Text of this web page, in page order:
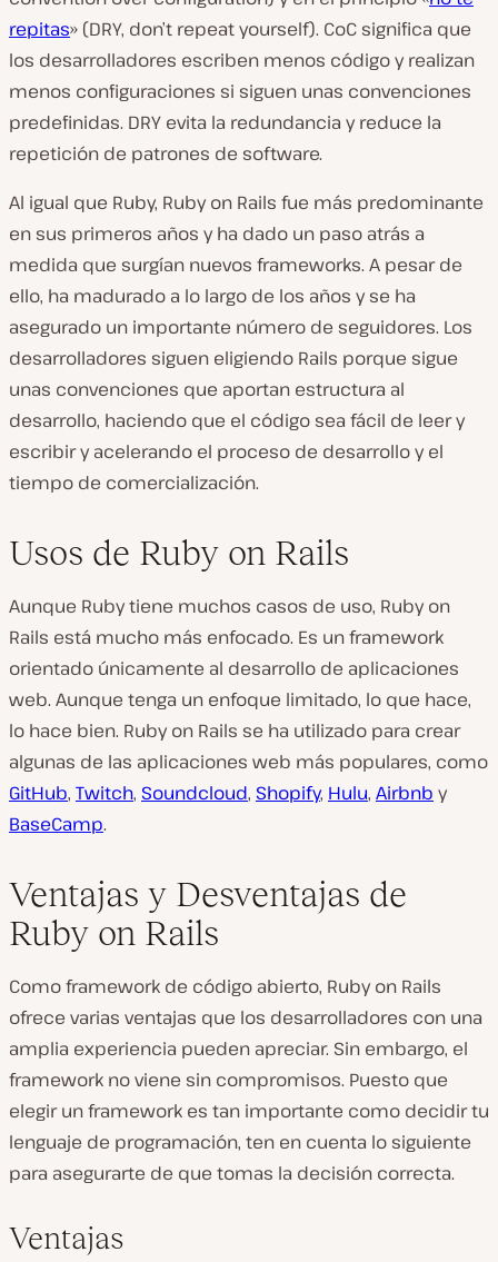
repitas» (DRY, don’t repeat yourself). CoC significa que
los desarrolladores escriben menos código y realizan
menos configuraciones si siguen unas convenciones
predefinidas. DRY evita la redundancia y reduce la
repetición de patrones de software.
Al igual que Ruby, Ruby on Rails fue más predominante
en sus primeros años y ha dado un paso atrás a
medida que surgían nuevos frameworks. A pesar de
ello, ha madurado a lo largo de los años y se ha
asegurado un importante número de seguidores. Los
desarrolladores siguen eligiendo Rails porque sigue
unas convenciones que aportan estructura al
desarrollo, haciendo que el código sea fácil de leer y
escribir y acelerando el proceso de desarrollo y el
tiempo de comercialización.
Usos de Ruby on Rails
Aunque Ruby tiene muchos casos de uso, Ruby on
Rails está mucho más enfocado. Es un framework
orientado únicamente al desarrollo de aplicaciones
web. Aunque tenga un enfoque limitado, lo que hace,
lo hace bien. Ruby on Rails se ha utilizado para crear
algunas de las aplicaciones web más populares, como
GitHub, Twitch, Soundcloud, Shopify, Hulu, Airbnb y
BaseCamp.
Ventajas y Desventajas de
Ruby on Rails
Como framework de código abierto, Ruby on Rails
ofrece varias ventajas que los desarrolladores con una
amplia experiencia pueden apreciar. Sin embargo, el
framework no viene sin compromisos. Puesto que
elegir un framework es tan importante como decidir tu
lenguaje de programación, ten en cuenta lo siguiente
para asegurarte de que tomas la decisión correcta.
Ventajas